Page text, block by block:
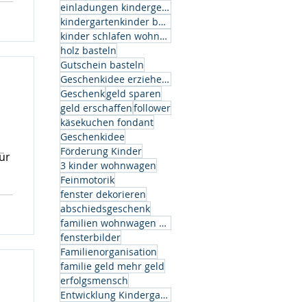
einladungen kindergeburtstag
kindergartenkinder basteln
kinder schlafen wohnwagen
holz basteln
Gutschein basteln
Geschenkidee erzieherin
Geschenkgeld sparen
geld erschaffenfollower
käsekuchen fondant
Geschenkidee
Förderung Kinder
3 kinder wohnwagen
Feinmotorik
fenster dekorieren
abschiedsgeschenk
familien wohnwagen modell
fensterbilder
Familienorganisation
familie geld mehr geld
erfolgsmensch
Entwicklung Kindergarten